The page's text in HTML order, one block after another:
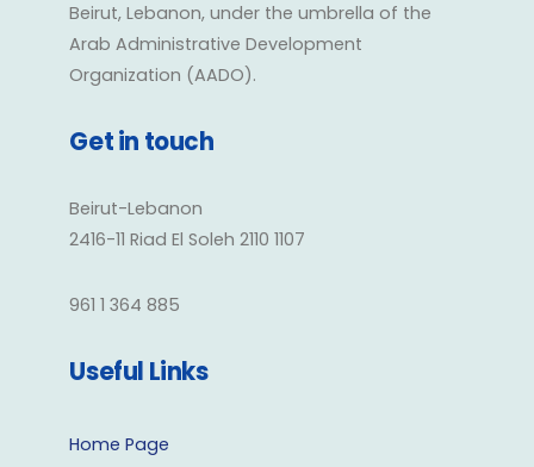
Beirut, Lebanon, under the umbrella of the
Arab Administrative Development
Organization (AADO).
Get in touch
Beirut-Lebanon
2416-11 Riad El Soleh 2110 1107
961 1 364 885
Useful Links
Home Page